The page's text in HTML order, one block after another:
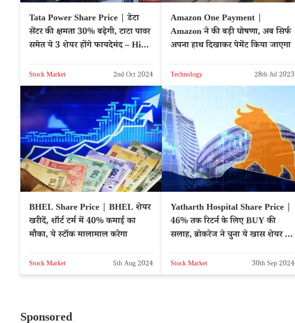
Tata Power Share Price | डेटा
सेंटर की क्षमता 30% बढ़ेगी, टाटा पावर
समेत ये 3 शेयर होंगे फायदेमंद – Hindi
Stock Market 2nd Oct 2024
Amazon One Payment |
Amazon ने की बड़ी घोषणा, अब सिर्फ
अपना हाथ दिखाकर पेमेंट किया जाएगा
Technology 28th Jul 2023
BHEL Share Price | BHEL शेयर
खरीदें, शॉर्ट टर्म में 40% कमाई का
मौका, ये स्टॉक मालामाल करेगा
Stock Market 5th Aug 2024
Yatharth Hospital Share Price |
46% तक रिटर्न के लिए BUY की
सलाह, ब्रोकरेज ने चुना ये खास शेयर –
Stock Market 30th Sep 2024
Sponsored